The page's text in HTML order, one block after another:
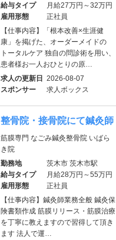
給与タイプ
月給27万円～32万円
雇用形態
正社員
【仕事内容】「根本改善×生涯健
康」を掲げた、オーダーメイドの
トータルケア 独自の問診術を用い、
患者様お一人おひとりの原…
求人の更新日 2026-08-07
スポンサー
求人ボックス
整骨院・接骨院にて鍼灸師
筋膜専門 なごみ鍼灸整骨院 いばら
き院
勤務地
茨木市 茨木市駅
給与タイプ
月給28万円～55万円
雇用形態
正社員
【仕事内容】鍼灸師業務全般 鍼灸保
険書類作成 筋膜リリース・筋膜治療
を丁寧に教えますので習得して頂き
ます 法人で運…